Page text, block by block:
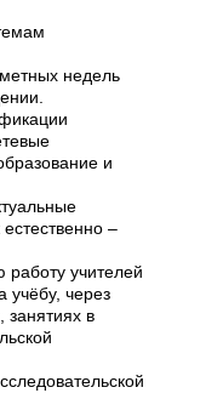
недель
и
–
работу учителей
через
занятиях в